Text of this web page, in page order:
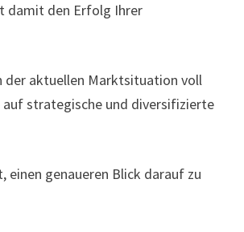
damit den Erfolg Ihrer
der aktuellen Marktsituation voll
auf strategische und diversifizierte
genaueren Blick darauf zu